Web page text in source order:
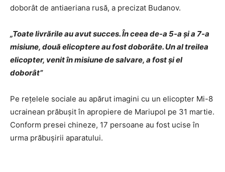
doborât de antiaeriana rusă, a precizat Budanov.
„Toate livrările au avut succes. În ceea de-a 5-a şi a 7-a
misiune, două elicoptere au fost doborâte. Un al treilea
elicopter, venit în misiune de salvare, a fost şi el
doborât”
Pe reţelele sociale au apărut imagini cu un elicopter Mi-8
ucrainean prăbuşit în apropiere de Mariupol pe 31 martie.
Conform presei chineze, 17 persoane au fost ucise în
urma prăbuşirii aparatului.